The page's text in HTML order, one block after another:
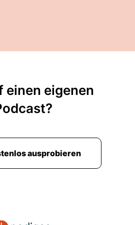
das gesamte
den ganzen Körper quasi
mit dieser Erkrankung
einen eigenen
ausprobieren